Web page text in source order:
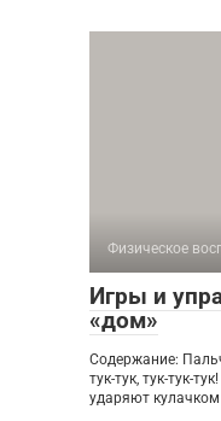
Физическое
Игры и
«дом»
Содержание:
тук-тук, тук-тук-
ударяют кулачком